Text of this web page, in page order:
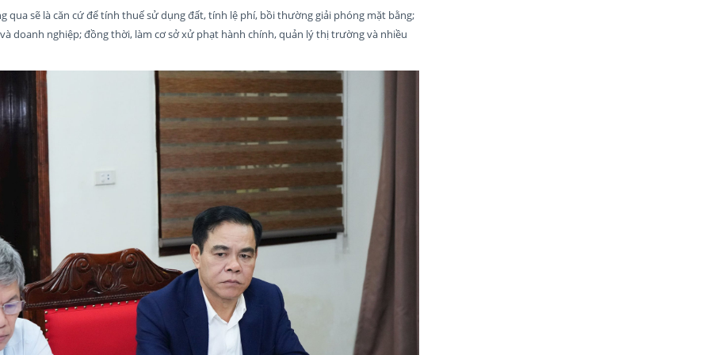
qua sẽ là căn cứ để tính thuế sử dụng đất, tính lệ phí, bồi thường giải phóng mặt bằng;
doanh nghiệp; đồng thời, làm cơ sở xử phạt hành chính, quản lý thị trường và nhiều